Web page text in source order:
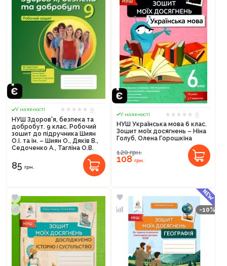
У наявності
0
НУШ Здоров'я, безпека та
добробут. 9 клас. Робочий
зошит до підручника Шиян
О.І. та ін. – Шиян О., Дяків В.,
Седоченко А., Тагліна О.В.
85 грн.
У наявності
0
НУШ Українська мова 6 клас.
Зошит моїх досягнень – Ніна
Голуб, Олена Горошкіна
120грн.
108грн.
-10%